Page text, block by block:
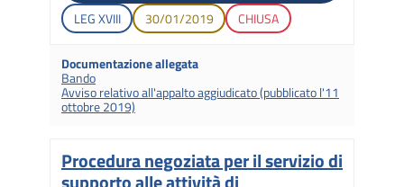
Legislatura di apertura
LEGXVIII Data di apertura
30/01/2019 Stato gara
CHIUSA
Documentazione allegata
Bando
Avviso relativo all'appalto aggiudicato (pubblicato l'11
ottobre 2019)
Titolo
Procedura negoziata per il servizio di